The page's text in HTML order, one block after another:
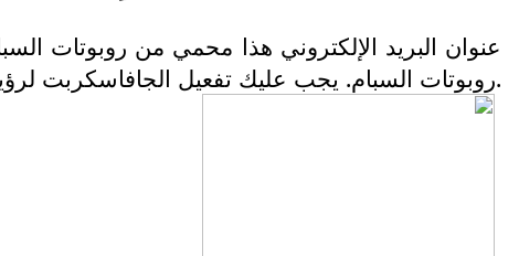
عنوان البريد الإلكتروني هذا محمي من روبوتات
روبوتات السبام. يجب عليك تفعيل الجافاسكربت لرؤيته.